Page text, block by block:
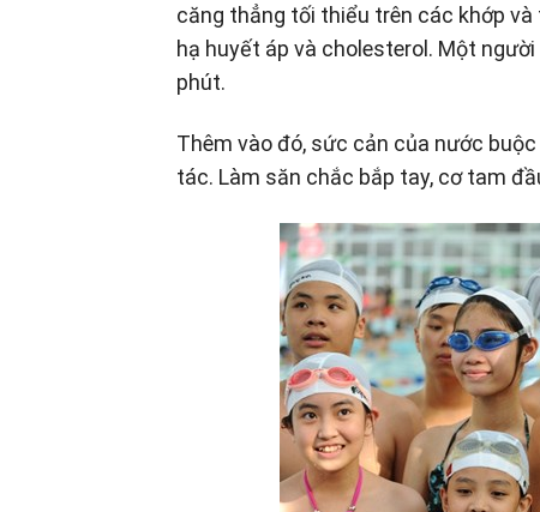
căng thẳng tối thiểu trên các khớp
hạ huyết áp và cholesterol. Một
phút.
Thêm vào đó, sức cản của nước
tác. Làm săn chắc bắp tay, cơ tam